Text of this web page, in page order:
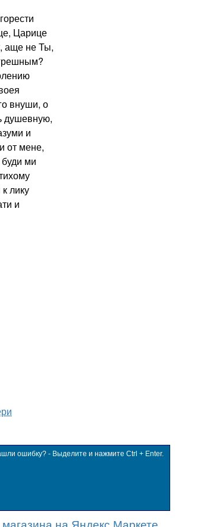
Царице
аще не Ты,
внуши, о
душевную,
и
от мене,
ми
лику
и
ошибку? - Выделите и нажмите Ctrl + Enter.